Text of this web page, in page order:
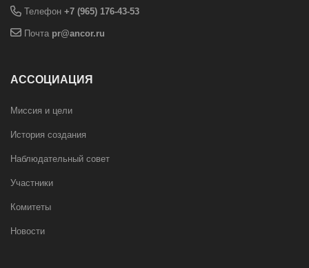
Телефон +7 (965) 176-43-53
Почта pr@ancor.ru
АССОЦИАЦИЯ
Миссия и цели
История создания
Наблюдательный совет
Участники
Комитеты
Новости